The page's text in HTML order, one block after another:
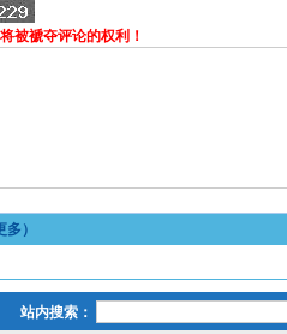
被褫夺评论的权利！
）
站内搜索：